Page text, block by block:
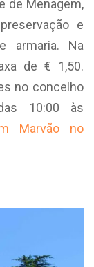
de Menagem,
e
armaria. Na
de € 1,50.
no concelho
10:00 às
Marvão no